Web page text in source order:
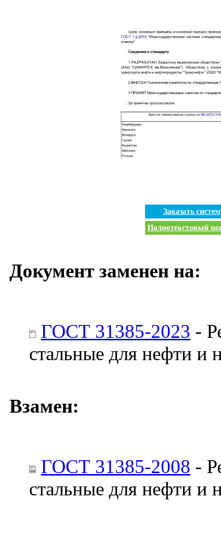
Заказать
Полнотекстовый
Документ заменен на:
ГОСТ 31385-2023 -
стальные для нефти и
Взамен:
ГОСТ 31385-2008 -
стальные для нефти и